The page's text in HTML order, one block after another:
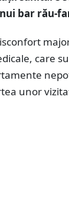
bar rău-
care
unor